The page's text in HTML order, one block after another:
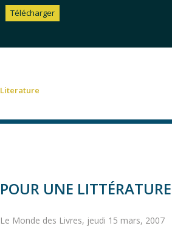
Télécharger
Literature
POUR UNE
Le Monde des Livres, jeudi 15 mars, 2007